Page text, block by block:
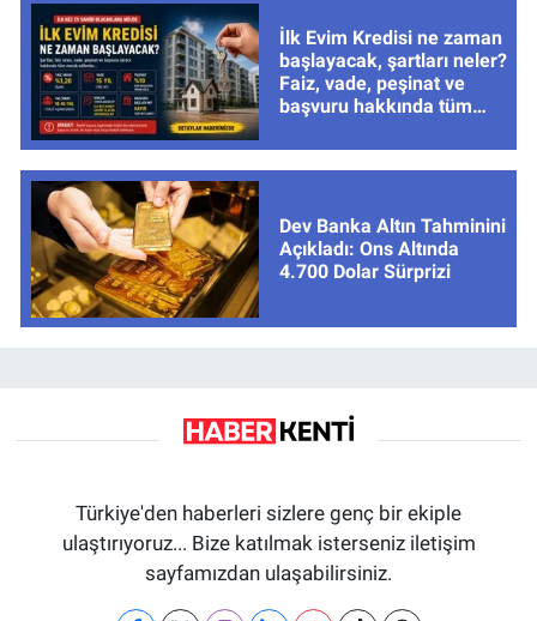
İlk Evim Kredisi ne zaman
başlayacak, şartları neler?
Faiz, vade, peşinat ve
başvuru hakkında tüm
Dev Banka Altın Tahminini
Açıkladı: Ons Altında
4.700 Dolar Sürprizi
Türkiye'den haberleri sizlere genç bir ekiple
ulaştırıyoruz... Bize katılmak isterseniz iletişim
sayfamızdan ulaşabilirsiniz.